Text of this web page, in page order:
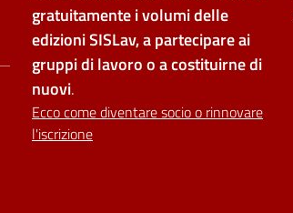
gratuitamente i volumi delle
edizioni SISLav, a partecipare ai
gruppi di lavoro o a costituirne di
nuovi.
Ecco come diventare socio o rinnovare
l'iscrizione